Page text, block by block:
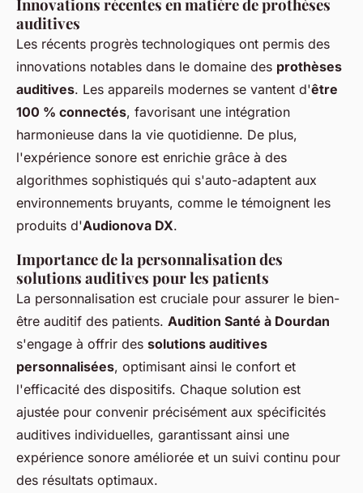
Innovations récentes en matière de prothèses
auditives
Les récents progrès technologiques ont permis des
innovations notables dans le domaine des prothèses
auditives. Les appareils modernes se vantent d'être
100 % connectés, favorisant une intégration
harmonieuse dans la vie quotidienne. De plus,
l'expérience sonore est enrichie grâce à des
algorithmes sophistiqués qui s'auto-adaptent aux
environnements bruyants, comme le témoignent les
produits d'Audionova DX.
Importance de la personnalisation des
solutions auditives pour les patients
La personnalisation est cruciale pour assurer le bien-
être auditif des patients. Audition Santé à Dourdan
s'engage à offrir des solutions auditives
personnalisées, optimisant ainsi le confort et
l'efficacité des dispositifs. Chaque solution est
ajustée pour convenir précisément aux spécificités
auditives individuelles, garantissant ainsi une
expérience sonore améliorée et un suivi continu pour
des résultats optimaux.